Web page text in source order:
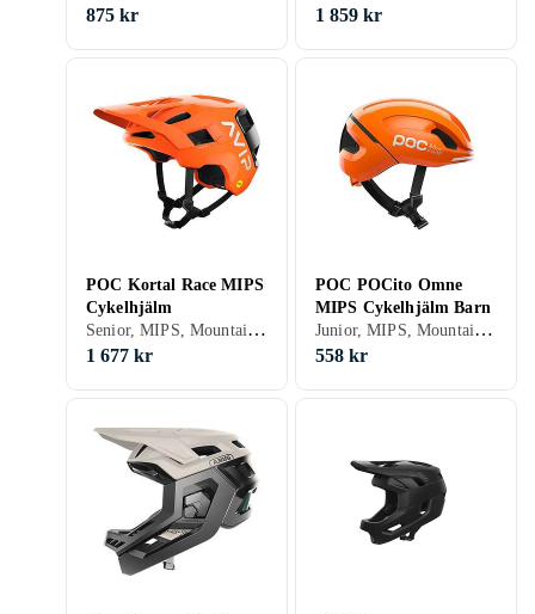
875 kr
1 859 kr
POC Kortal Race MIPS
Cykelhjälm
Senior, MIPS, Mountainbike/Downhill/Trail, Road/Time trial, BMX/Dirt
1 677 kr
POC POCito Omne
MIPS Cykelhjälm Barn
Junior, MIPS, Mountainbike/Downhill/Trail, Stad/Pendling, Öppen
558 kr